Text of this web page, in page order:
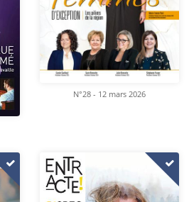
N°28 - 12 mars 2026